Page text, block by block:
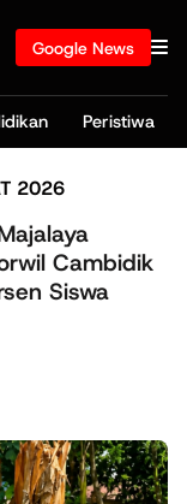
Google News
Peristiwa
2026
Cambidik
Siswa